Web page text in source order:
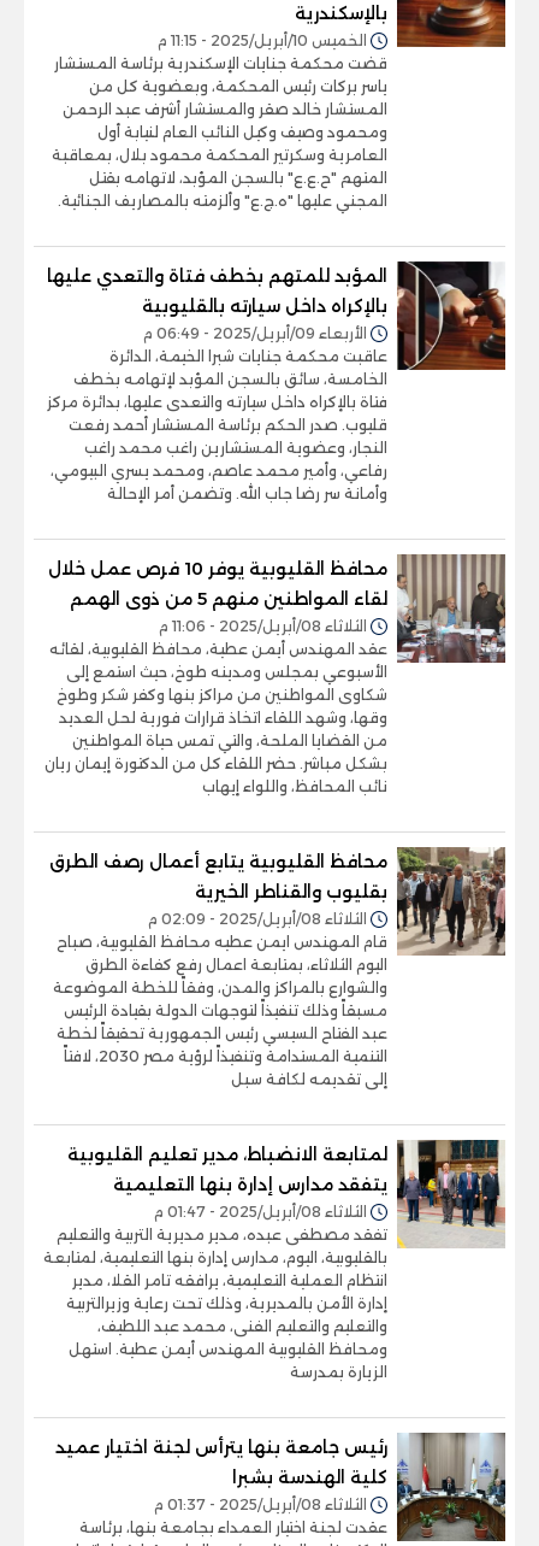
بالإسكندرية
الخميس 10/أبريل/2025 - 11:15 م
قضت محكمة جنايات الإسكندرية برئاسة المستشار
ياسر بركات رئيس المحكمة، وبعضوية كل من
المستشار خالد صقر والمستشار أشرف عبد الرحمن
ومحمود وصيف وكيل النائب العام لنيابة أول
العامرية وسكرتير المحكمة محمود بلال، بمعاقبة
المتهم "ح.ع.ع" بالسجن المؤبد، لاتهامه بقتل
المجني عليها "ه.ج.ع" وألزمته بالمصاريف الجنائية.
المؤبد للمتهم بخطف فتاة والتعدي عليها
بالإكراه داخل سيارته بالقليوبية
الأربعاء 09/أبريل/2025 - 06:49 م
عاقبت محكمة جنايات شبرا الخيمة، الدائرة
الخامسة، سائق بالسجن المؤبد لإتهامه بخطف
فتاة بالإكراه داخل سيارته والتعدى عليها، بدائرة مركز
قليوب. صدر الحكم برئاسة المستشار أحمد رفعت
النجار، وعضوية المستشارين راغب محمد راغب
رفاعي، وأمير محمد عاصم، ومحمد يسري البيومي،
وأمانة سر رضا جاب الله. وتضمن أمر الإحالة
محافظ القليوبية يوفر 10 فرص عمل خلال
لقاء المواطنين منهم 5 من ذوى الهمم
الثلاثاء 08/أبريل/2025 - 11:06 م
عقد المهندس أيمن عطية، محافظ القليوبية، لقائه
الأسبوعي بمجلس ومدينه طوخ، حيث استمع إلى
شكاوى المواطنين من مراكز بنها وكفر شكر وطوخ
وقها، وشهد اللقاء اتخاذ قرارات فورية لحل العديد
من القضايا الملحة، والتي تمس حياة المواطنين
بشكل مباشر. حضر اللقاء كل من الدكتورة إيمان ريان
نائب المحافظ، واللواء إيهاب
محافظ القليوبية يتابع أعمال رصف الطرق
بقليوب والقناطر الخيرية
الثلاثاء 08/أبريل/2025 - 02:09 م
قام المهندس ايمن عطيه محافظ القليوبية، صباح
اليوم الثلاثاء، بمتابعة اعمال رفع كفاءة الطرق
والشوارع بالمراكز والمدن، وفقاً للخطة الموضوعة
مسبقاً وذلك تنفيذاً لتوجهات الدولة بقيادة الرئيس
عبد الفتاح السيسي رئيس الجمهورية تحقيقاً لخطة
التنمية المستدامة وتنفيذاً لرؤية مصر 2030، لافتاً
إلى تقديمه لكافة سبل
لمتابعة الانضباط، مدير تعليم القليوبية
يتفقد مدارس إدارة بنها التعليمية
الثلاثاء 08/أبريل/2025 - 01:47 م
تفقد مصطفى عبده، مدير مديرية التربية والتعليم
بالقليوبية، اليوم، مدارس إدارة بنها التعليمية، لمتابعة
انتظام العملية التعليمية، يرافقه تامر القلا، مدير
إدارة الأمن بالمديرية، وذلك تحت رعاية وزيرالتربية
والتعليم والتعليم الفنى، محمد عبد اللطيف،
ومحافظ القليوبية المهندس أيمن عطية. استهل
الزيارة بمدرسة
رئيس جامعة بنها يترأس لجنة اختيار عميد
كلية الهندسة بشبرا
الثلاثاء 08/أبريل/2025 - 01:37 م
عقدت لجنة اختيار العمداء بجامعة بنها، برئاسة